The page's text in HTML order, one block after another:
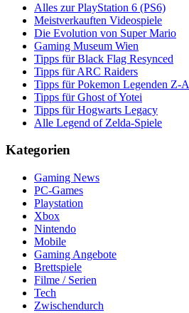
Alles zur PlayStation 6 (PS6)
Meistverkauften Videospiele
Die Evolution von Super Mario
Gaming Museum Wien
Tipps für Black Flag Resynced
Tipps für ARC Raiders
Tipps für Pokemon Legenden Z-A
Tipps für Ghost of Yotei
Tipps für Hogwarts Legacy
Alle Legend of Zelda-Spiele
Kategorien
Gaming News
PC-Games
Playstation
Xbox
Nintendo
Mobile
Gaming Angebote
Brettspiele
Filme / Serien
Tech
Zwischendurch